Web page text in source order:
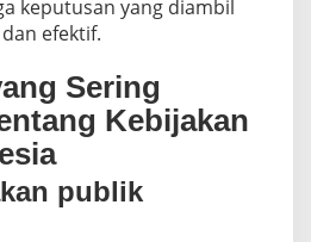
keputusan yang diambil
efektif.
Sering
Kebijakan
publik